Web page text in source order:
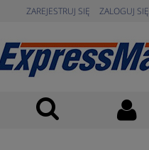
ZAREJESTRUJ SIĘ ZALOGUJ SIĘ